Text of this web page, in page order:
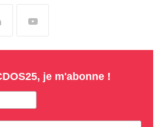
je m'abonne !